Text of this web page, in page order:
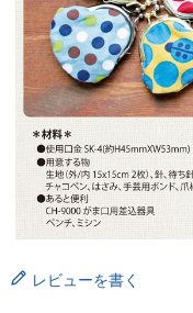
レビューを書く